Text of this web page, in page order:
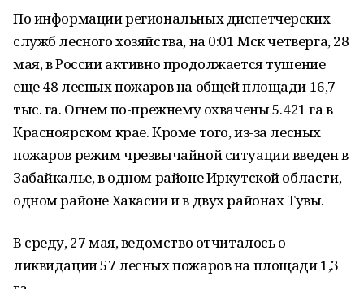
По информации региональных диспетчерских
служб лесного хозяйства, на 0:01 Мск четверга, 28
мая, в России активно продолжается тушение
еще 48 лесных пожаров на общей площади 16,7
тыс. га. Огнем по-прежнему охвачены 5.421 га в
Красноярском крае. Кроме того, из-за лесных
пожаров режим чрезвычайной ситуации введен в
Забайкалье, в одном районе Иркутской области,
одном районе Хакасии и в двух районах Тувы.
В среду, 27 мая, ведомство отчиталось о
ликвидации 57 лесных пожаров на площади 1,3